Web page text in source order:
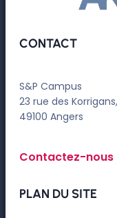
CONTACT
S&P Campus
23 rue des Korrigans,
49100 Angers
Contactez-nous
PLAN DU SITE